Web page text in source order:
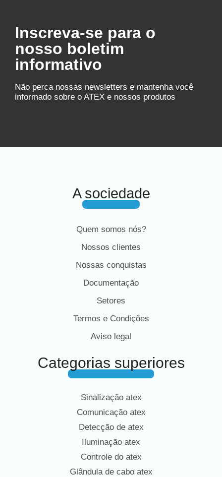
Inscreva-se para o
nosso boletim
informativo
Não perca nossas newsletters e mantenha você
informado sobre o ATEX e nossos produtos
A sociedade
Quem somos nós?
Nossos clientes
Nossas conquistas
Documentação
Setores
Termos e Condições
Aviso legal
Categorias superiores
Sinalização atex
Comunicação atex
Detecção de atex
Iluminação atex
Controle do atex
Glândula de cabo atex